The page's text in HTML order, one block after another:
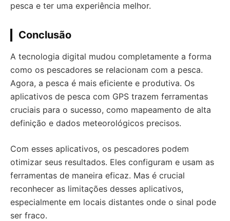
pesca e ter uma experiência melhor.
Conclusão
A tecnologia digital mudou completamente a forma
como os pescadores se relacionam com a pesca.
Agora, a pesca é mais eficiente e produtiva. Os
aplicativos de pesca com GPS trazem ferramentas
cruciais para o sucesso, como mapeamento de alta
definição e dados meteorológicos precisos.
Com esses aplicativos, os pescadores podem
otimizar seus resultados. Eles configuram e usam as
ferramentas de maneira eficaz. Mas é crucial
reconhecer as limitações desses aplicativos,
especialmente em locais distantes onde o sinal pode
ser fraco.